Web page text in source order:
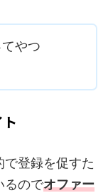
やつ
で登録を促すた
るのでオファー